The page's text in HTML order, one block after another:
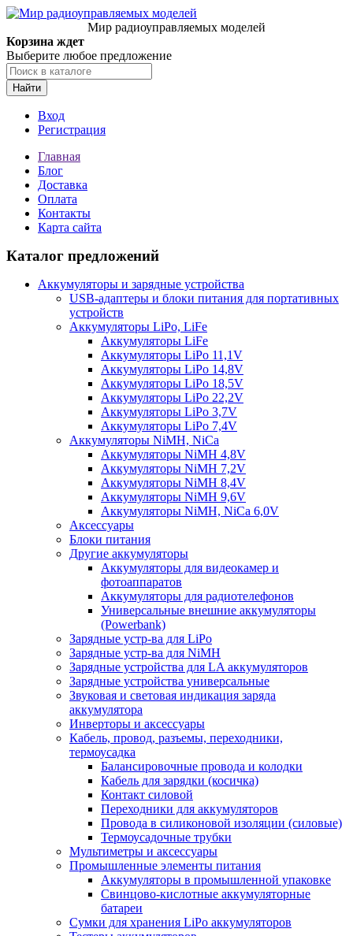
Мир радиоуправляемых моделей
Корзина ждет
Выберите любое предложение
Найти
Вход
Регистрация
Главная
Блог
Доставка
Оплата
Контакты
Карта сайта
Каталог предложений
Аккумуляторы и зарядные устройства
USB-адаптеры и блоки питания для портативных
устройств
Аккумуляторы LiPo, LiFe
Аккумуляторы LiFe
Аккумуляторы LiPo 11,1V
Аккумуляторы LiPo 14,8V
Аккумуляторы LiPo 18,5V
Аккумуляторы LiPo 22,2V
Аккумуляторы LiPo 3,7V
Аккумуляторы LiPo 7,4V
Аккумуляторы NiMH, NiCa
Аккумуляторы NiMH 4,8V
Аккумуляторы NiMH 7,2V
Аккумуляторы NiMH 8,4V
Аккумуляторы NiMH 9,6V
Аккумуляторы NiMH, NiCa 6,0V
Аксессуары
Блоки питания
Другие аккумуляторы
Аккумуляторы для видеокамер и
фотоаппаратов
Аккумуляторы для радиотелефонов
Универсальные внешние аккумуляторы
(Powerbank)
Зарядные устр-ва для LiPo
Зарядные устр-ва для NiMH
Зарядные устройства для LA аккумуляторов
Зарядные устройства универсальные
Звуковая и световая индикация заряда
аккумулятора
Инверторы и аксессуары
Кабель, провод, разъемы, переходники,
термоусадка
Балансировочные провода и колодки
Кабель для зарядки (косичка)
Контакт силовой
Переходники для аккумуляторов
Провода в силиконовой изоляции (силовые)
Термоусадочные трубки
Мультиметры и аксессуары
Промышленные элементы питания
Аккумуляторы в промышленной упаковке
Свинцово-кислотные аккумуляторные
батареи
Сумки для хранения LiPo аккумуляторов